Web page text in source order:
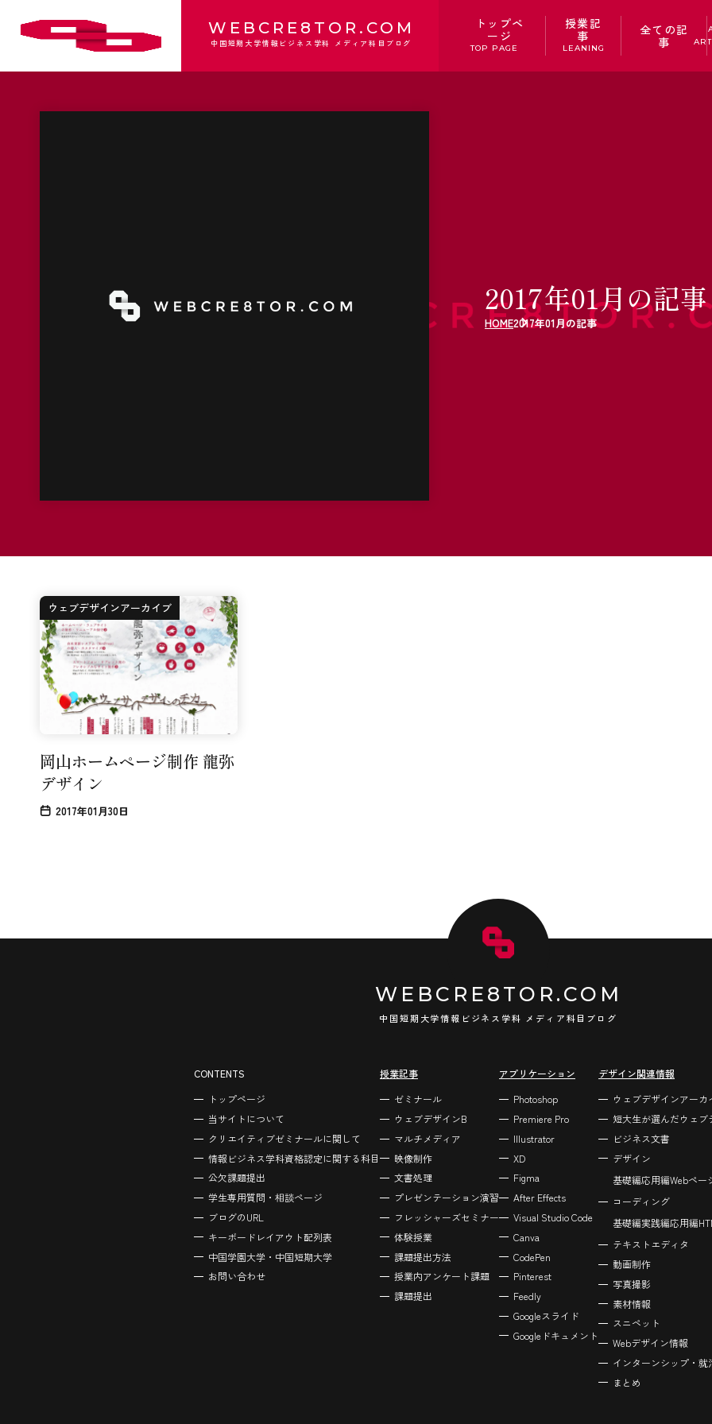
WEBCRE8TOR.COM
中国短期大学情報ビジネス学科 メディア科目ブログ
トップペ
ージ
TOP PAGE
授業記
事
LEANING
全ての記
事
2017年01月の記事
HOME2017年01月の記事
ウェブデザインアーカイブ
岡山ホームページ制作 龍弥
デザイン
2017年01月30日
WEBCRE8TOR.COM
中国短期大学情報ビジネス学科 メディア科目ブログ
CONTENTS
トップページ
当サイトについて
クリエイティブゼミナールに関して
情報ビジネス学科資格認定に関する科目
公欠課題提出
学生専用質問・相談ページ
ブログのURL
キーボードレイアウト配列表
中国学園大学・中国短期大学
お問い合わせ
授業記事
ゼミナール
ウェブデザインB
マルチメディア
映像制作
文書処理
プレゼンテーション演習
フレッシャーズセミナー
体験授業
課題提出方法
授業内アンケート課題
課題提出
アプリケーション
Photoshop
Premiere Pro
Illustrator
XD
Figma
After Effects
Visual Studio Code
Canva
CodePen
Pinterest
Feedly
Googleスライド
Googleドキュメント
デザイン関連情報
ウェブデザインアーカ
短大生が選んだウェブ
ビジネス文書
デザイン
基礎編応用編Webペー
コーディング
基礎編実践編応用編
テキストエディタ
動画制作
写真撮影
素材情報
スニペット
Webデザイン情報
インターンシップ・就
まとめ